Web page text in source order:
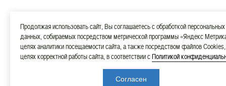
Продолжая использовать сайт, Вы соглашаетесь с обработкой персональных
данных, собираемых посредством метрической программы «Яндекс
целях аналитики посещаемости сайта, а также посредством файлов
целях корректной работы сайта, в соответствии сПолитикой
Согласен